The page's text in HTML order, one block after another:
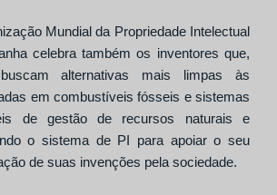
Mundial da Propriedade Intelectual
celebra também os inventores que,
alternativas mais limpas às
em combustíveis fósseis e sistemas
de gestão de recursos naturais e
o sistema de PI para apoiar o seu
de suas invenções pela sociedade.